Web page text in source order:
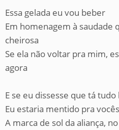
Essa gelada eu vou beber
Em homenagem à saudade
cheirosa
Se ela não voltar pra mim,
agora
E se eu dissesse que tá tudo
Eu estaria mentido pra vocês
A marca de sol da aliança,